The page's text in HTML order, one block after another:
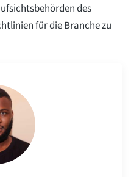
des
für die Branche zu